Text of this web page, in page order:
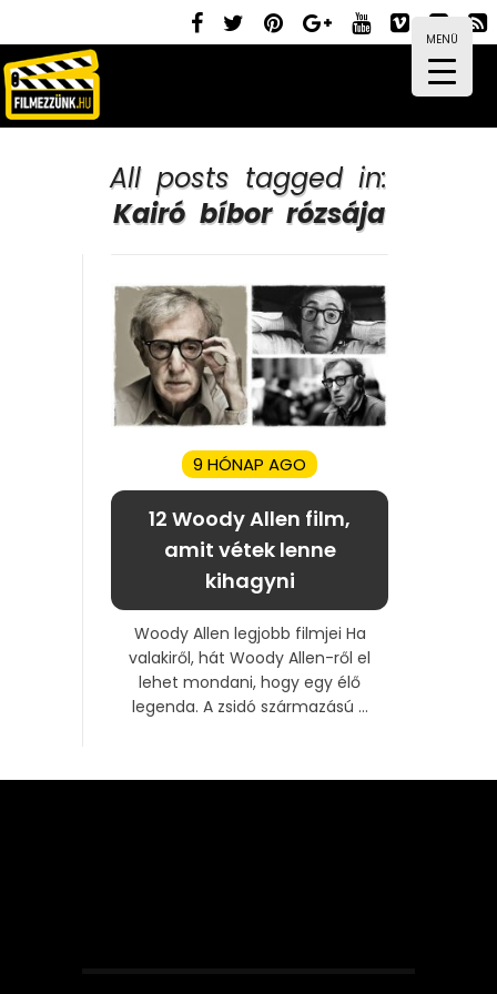
MENÜ
All posts tagged in:
Kairó bíbor rózsája
9 HÓNAP AGO
12 Woody Allen film,
amit vétek lenne
kihagyni
Woody Allen legjobb filmjei Ha
valakiről, hát Woody Allen-ről el
lehet mondani, hogy egy élő
legenda. A zsidó származású ...